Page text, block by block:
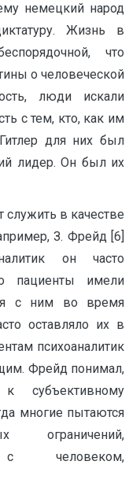
немецкий народ
Жизнь в
что
о человеческой
люди искали
с тем, кто, как им
для них был
лидер. Он был их
в качестве
З. Фрейд [6]
он часто
пациенты имели
с ним во время
оставляло их в
психоаналитик
Фрейд понимал,
субъективному
многие пытаются
ограничений,
человеком,